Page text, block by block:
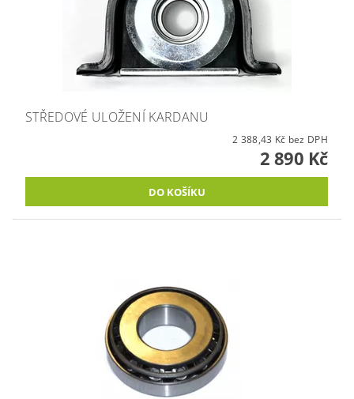
STŘEDOVÉ ULOŽENÍ KARDANU
2 388,43 Kč bez DPH
2 890 Kč